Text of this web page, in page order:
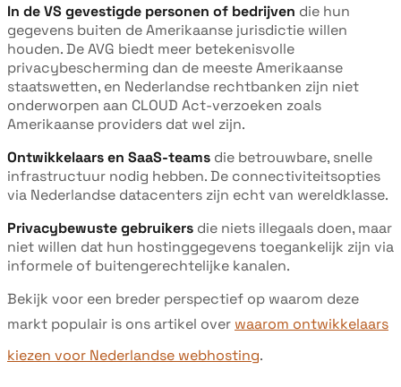
In de VS gevestigde personen of bedrijven die hun
gegevens buiten de Amerikaanse jurisdictie willen
houden. De AVG biedt meer betekenisvolle
privacybescherming dan de meeste Amerikaanse
staatswetten, en Nederlandse rechtbanken zijn niet
onderworpen aan CLOUD Act-verzoeken zoals
Amerikaanse providers dat wel zijn.
Ontwikkelaars en SaaS-teams die betrouwbare, snelle
infrastructuur nodig hebben. De connectiviteitsopties
via Nederlandse datacenters zijn echt van wereldklasse.
Privacybewuste gebruikers die niets illegaals doen, maar
niet willen dat hun hostinggegevens toegankelijk zijn via
informele of buitengerechtelijke kanalen.
Bekijk voor een breder perspectief op waarom deze
markt populair is ons artikel over waarom ontwikkelaars
kiezen voor Nederlandse webhosting.